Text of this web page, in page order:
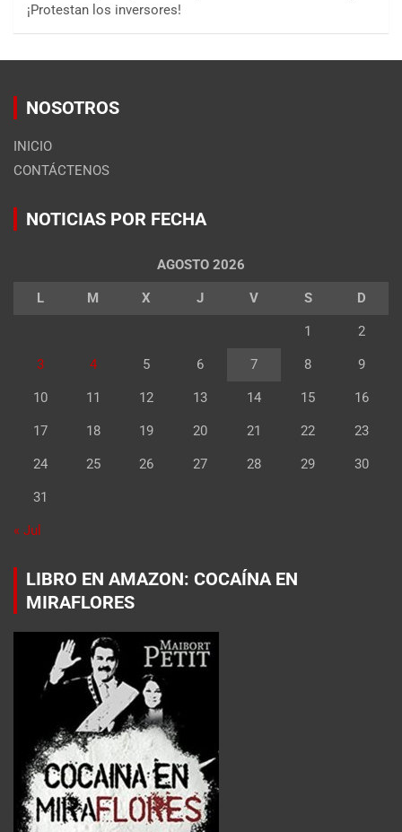
¡Protestan los inversores!
NOSOTROS
INICIO
CONTÁCTENOS
NOTICIAS POR FECHA
AGOSTO 2026
L M X J V S D
1 2
3 4 5 6 7 8 9
10 11 12 13 14 15 16
17 18 19 20 21 22 23
24 25 26 27 28 29 30
31
« Jul
LIBRO EN AMAZON: COCAÍNA EN
MIRAFLORES